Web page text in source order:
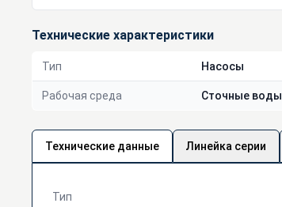
Технические характеристики
Тип Насосы
Рабочая среда Сточные воды
Технические данные Линейка серии
Тип